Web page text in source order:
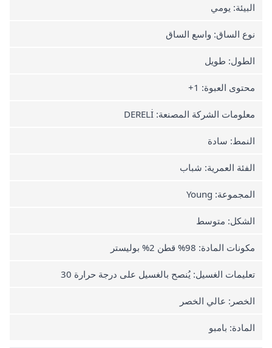
البيئة: يومي
نوع الساق: واسع الساق
الطول: طويل
محتوى العبوة: 1+
معلومات الشركة المصنعة: DERELİ
النمط: سادة
الفئة العمرية: شباب
المجموعة: Young
الشكل: متوسط
مكونات المادة: 98% قطن 2% بوليستر
تعليمات الغسيل: يُنصح بالغسيل على درجة حرارة 30
الخصر: عالي الخصر
المادة: بامبو